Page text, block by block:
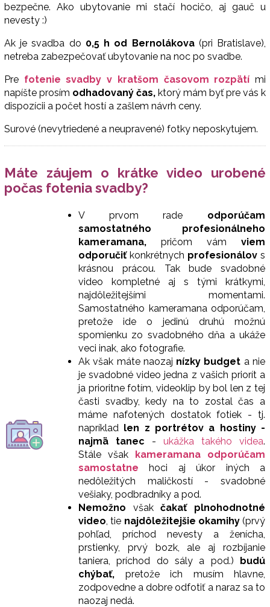
bezpečne. Ako ubytovanie mi stačí hocičo, aj gauč u
nevesty :)
Ak je svadba do 0,5 h od Bernolákova(pri Bratislave),
netreba zabezpečovať ubytovanie na noc po svadbe.
Pre fotenie svadbyv kratšom časovom rozpätí mi
napíšte prosím odhadovaný čas, ktorý mám byť pre vás k
dispozícii a počet hostí a zašlem návrh ceny.
Surové (nevytriedené a neupravené) fotky neposkytujem.
Máte záujem o krátke video urobené
počas fotenia svadby?
V prvom rade odporúčam
samostatného profesionálneho
kameramana, pričom vám viem
odporučiťkonkrétnych profesionálov s
krásnou prácou. Tak bude svadobné
video kompletné aj s tými krátkymi,
najdôležitejšími momentami.
Samostatného kameramana odporúčam,
pretože ide o jedinú druhú možnú
spomienku zo svadobného dňa a ukáže
veci inak, ako fotografie.
Ak však máte naozaj nízky budget a nie
je svadobné video jedna z vašich priorít a
ja prioritne fotím, videoklip by bol len z tej
časti svadby, kedy na to zostal čas a
máme nafotených dostatok fotiek - tj.
napríklad len z portrétov a hostiny -
najmä tanec - ukážka takého videa.
Stále však kameramana odporúčam
samostatne hoci aj úkor iných a
nedôležitých maličkostí - svadobné
vešiaky, podbradníky a pod.
Nemožno všakčakať plnohodnotné
video , tie najdôležitejšie okamihy(prvý
pohľad, príchod nevesty a ženícha,
prstienky, prvý bozk, ale aj rozbíjanie
taniera, príchod do sály a pod.) budú
chýbať, pretože ich musím hlavne,
zodpovedne a dobre odfotiť a naraz sa to
naozaj nedá.